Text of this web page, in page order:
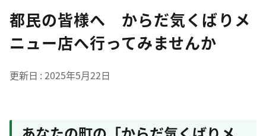
都民の皆様へ からだ気くばりメ
ニュー店へ行ってみませんか
更新日 2025年5月22日